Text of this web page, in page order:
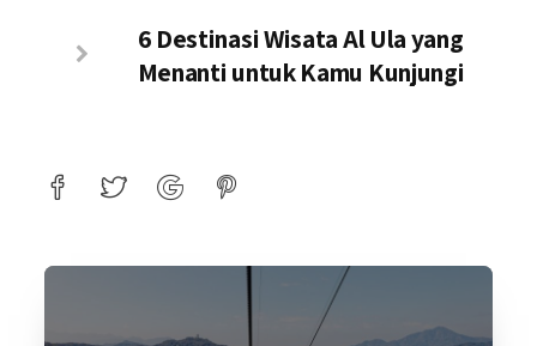
6 Destinasi Wisata Al Ula yang
Menanti untuk Kamu Kunjungi